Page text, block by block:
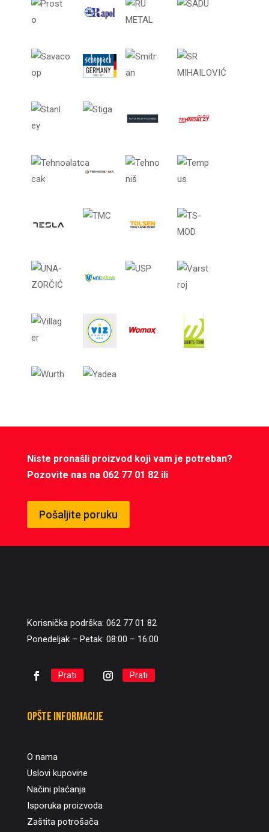
Niste pronašli proizvod koji vam je potreban?
Pozovite nas na 062 77 01 82 ili
Pošaljite poruku
Korisnička podrška: 062 77 01 82
Ponedeljak – Petak: 08:00 – 16:00
Prati Prati
Opšte informacije
O nama
Uslovi kupovine
Načini plaćanja
Isporuka proizvoda
Zaštita potrošača